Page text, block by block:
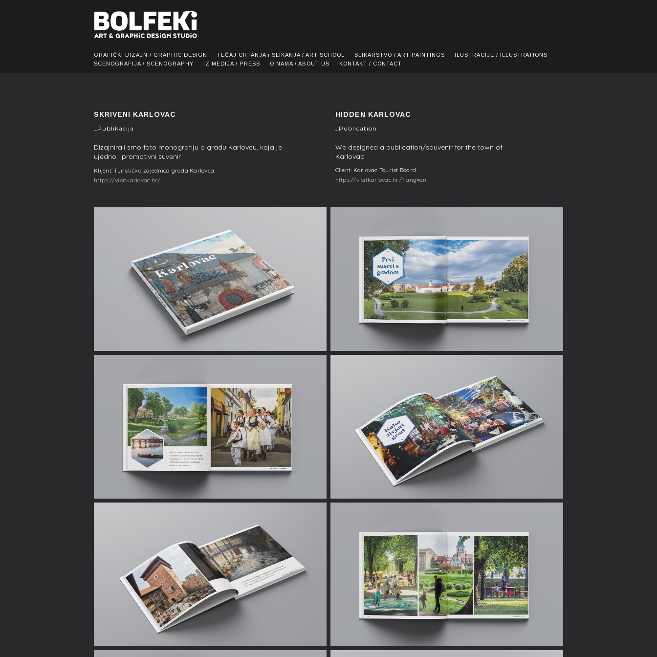
GRAFIČKI DIZAJN / GRAPHIC DESIGN TEČAJ CRTANJA i SLIKANJA / ART SCHOOL SLIKARSTVO / ART PAINTINGS
ILUSTRACIJE / ILLUSTRATIONS
SCENOGRAFIJA / SCENOGRAPHY
IZ MEDIJA / PRESS O NAMA / ABOUT US KONTAKT / CONTACT
SKRIVENI KARLOVAC
_Publikacija
​Dizajnirali smo foto monografiju o gradu Karlovcu, koja je
ujedno i promotivni suvenir.
Klijent: Turistička zajednica grada Karlovca
https://visitkarlovac.hr/
HIDDEN KARLOVAC
_Publication
​We designed a publication/souvenir for the town of
Karlovac.
Client: Karlovac Tourist Board
https://visitkarlovac.hr/?lang=en​